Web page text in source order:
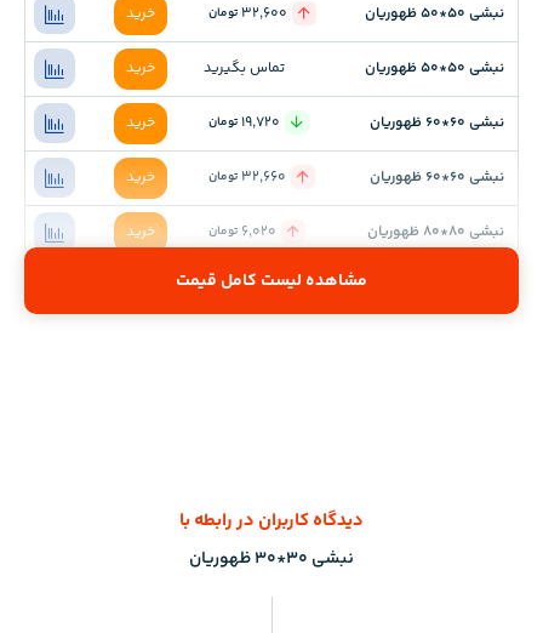
نبشی 50*50 ظهوریان 32,600تومان خرید
نبشی 50*50 ظهوریان تماس بگیرید خرید
نبشی 60*60 ظهوریان 19,720تومان خرید
نبشی 60*60 ظهوریان 32,660تومان خرید
نبشی 80*80 ظهوریان 6,020 تومان خرید
مشاهده لیست کامل قیمت
دیدگاه کاربران در رابطه با
نبشی 30*30 ظهوریان